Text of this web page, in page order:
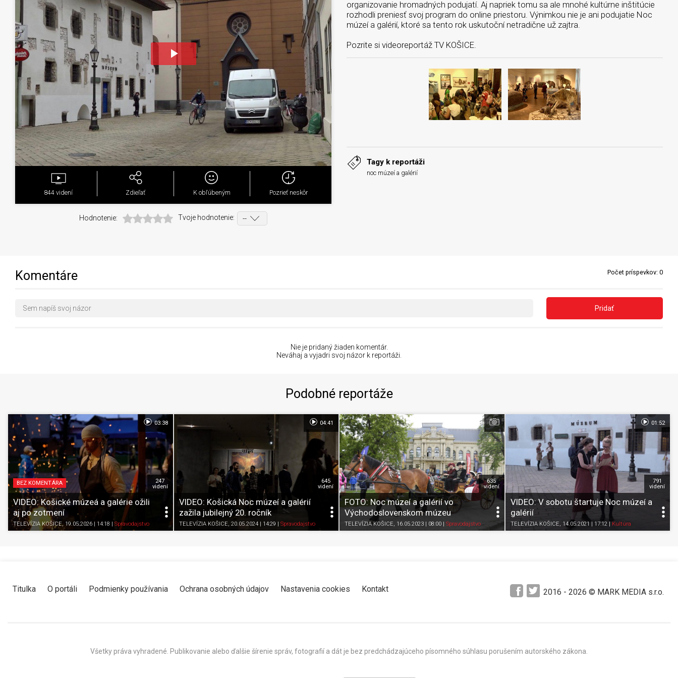
Play
Video
844videní Zdieľať K obľúbeným Pozrieť neskôr
Hodnotenie: Tvoje hodnotenie:
organizovanie hromadných podujatí. Aj napriek tomu sa ale mnohé kultúrne inštitúcie
rozhodli preniesť svoj program do online priestoru. Výnimkou nie je ani podujatie Noc
múzeí a galérií, ktoré sa tento rok uskutoční netradične už zajtra.
Pozrite si videoreportáž TV KOŠICE.
Tagy k reportáži
noc múzeí a galérií
Komentáre Počet príspevkov: 0
Pridať
Nie je pridaný žiaden komentár.
Neváhaj a vyjadri svoj názor k reportáži.
Podobné reportáže
BEZ KOMENTÁRA
VIDEO: Košické múzeá a galérie ožili
aj po zotmení
TELEVÍZIA KOŠICE, 19.05.2026 | 14:18 | Spravodajstvo Pozrieť neskôr
K obľúbeným
Zdieľať
247
videní
03:38
VIDEO: Košická Noc múzeí a galérií
zažila jubilejný 20. ročník
TELEVÍZIA KOŠICE, 20.05.2024 | 14:29 | Spravodajstvo Pozrieť neskôr
K obľúbeným
Zdieľať
645
videní
04:41
FOTO: Noc múzeí a galérií vo
Východoslovenskom múzeu
TELEVÍZIA KOŠICE, 16.05.2023 | 08:00 | Spravodajstvo K obľúbeným
Zdieľať
635
videní
VIDEO: V sobotu štartuje Noc múzeí a
galérií
TELEVÍZIA KOŠICE, 14.05.2021 | 17:12| Kultúra
791
videní
01:52
Titulka O portáli Podmienky používania Ochrana osobných údajov Nastavenia cookies Kontakt 2016 - 2026 © MARK MEDIA s.r.o.
Všetky práva vyhradené. Publikovanie alebo ďalšie šírenie správ, fotografií a dát je bez predchádzajúceho písomného súhlasu porušením autorského zákona.